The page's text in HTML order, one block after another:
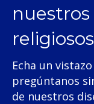
Echa un
pregúntanos
de nuestros